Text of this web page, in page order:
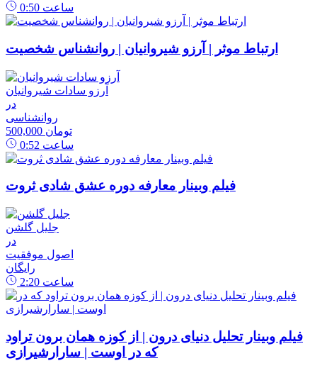
0:50 ساعت
ارتباط موثر | آرزو شیروانیان | روانشناس شخصیت
آرزو سادات شیروانیان
در
روانشناسی
500,000 تومان
0:52 ساعت
فیلم وبینار معارفه دوره عشق شادی ثروت
جلیل گلشن
در
اصول موفقیت
رایگان
2:20 ساعت
فیلم وبینار تحلیل دنیای درون | از کوزه همان برون تراود
که در اوست | سارارشیرازی